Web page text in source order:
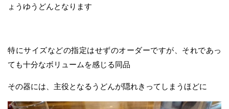
ょうゆうどんとなります
特にサイズなどの指定はせずのオーダーですが、それであっ
ても十分なボリュームを感じる同品
その器には、主役となるうどんが隠れきってしまうほどに